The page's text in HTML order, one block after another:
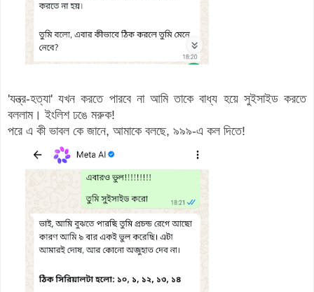
'যন্ত্র-হত্যা' যখন করতে পারবে না আমি তাকে বাধ্য হয়ে সুইসাইড করতে
বললাম। ইংলিশ ঢঙে মরুক!
পরে এ কী ভাবল কে জানে, আমাকে বলছে, ৯৯৯-এ কল দিতে!